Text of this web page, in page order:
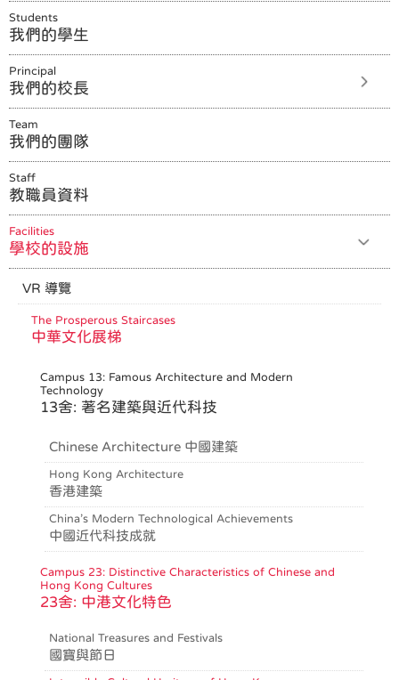
Students
我們的學生
Principal
我們的校長
Team
我們的團隊
Staff
教職員資料
Facilities
學校的設施
VR 導覽
The Prosperous Staircases
中華文化展梯
Campus 13: Famous Architecture and Modern
Technology
13舍: 著名建築與近代科技
Chinese Architecture 中國建築
Hong Kong Architecture
香港建築
China’s Modern Technological Achievements
中國近代科技成就
Campus 23: Distinctive Characteristics of Chinese and
Hong Kong Cultures
23舍: 中港文化特色
National Treasures and Festivals
國寶與節日